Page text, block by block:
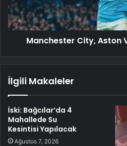
Manchester City, Aston
İlgili Makaleler
İski: Bağcılar’da 4
Mahallede Su
Kesintisi Yapılacak
Ağustos 7, 2026